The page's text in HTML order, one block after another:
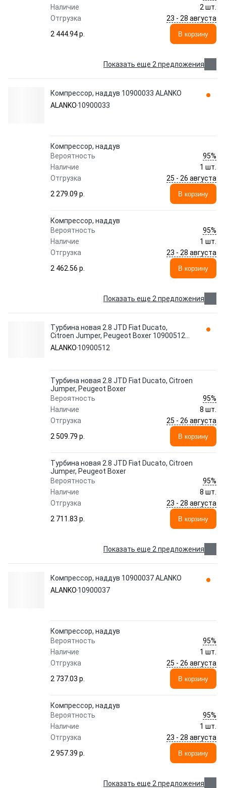
Наличие
2 шт.
Отгрузка
23 - 28 августа
2 444.94 p.
В корзину
Показать еще 2 предложения
Компрессор, наддув 10900033 ALANKO
ALANKO 10900033
Компрессор, наддув
Вероятность
95%
Наличие
1 шт.
Отгрузка
25 - 26 августа
2 279.09 p.
В корзину
Компрессор, наддув
Вероятность
95%
Наличие
1 шт.
Отгрузка
23 - 28 августа
2 462.56 p.
В корзину
Показать еще 2 предложения
Турбина новая 2.8 JTD Fiat Ducato,
Citroen Jumper, Peugeot Boxer 10900512
ALANKO
ALANKO 10900512
Турбина новая 2.8 JTD Fiat Ducato, Citroen
Jumper, Peugeot Boxer
Вероятность
95%
Наличие
8 шт.
Отгрузка
25 - 26 августа
2 509.79 p.
В корзину
Турбина новая 2.8 JTD Fiat Ducato, Citroen
Jumper, Peugeot Boxer
Вероятность
95%
Наличие
8 шт.
Отгрузка
23 - 28 августа
2 711.83 p.
В корзину
Показать еще 2 предложения
Компрессор, наддув 10900037 ALANKO
ALANKO 10900037
Компрессор, наддув
Вероятность
95%
Наличие
1 шт.
Отгрузка
25 - 26 августа
2 737.03 p.
В корзину
Компрессор, наддув
Вероятность
95%
Наличие
1 шт.
Отгрузка
23 - 28 августа
2 957.39 p.
В корзину
Показать еще 2 предложения